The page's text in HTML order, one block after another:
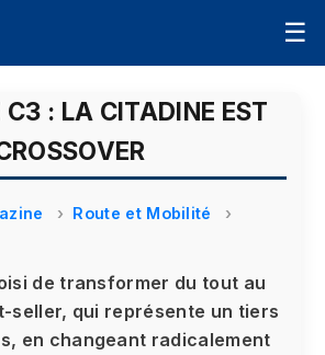
☰
C3 : LA CITADINE EST
Route et Mobilité
de transformer du tout au
seller, qui représente un tiers
en changeant radicalement